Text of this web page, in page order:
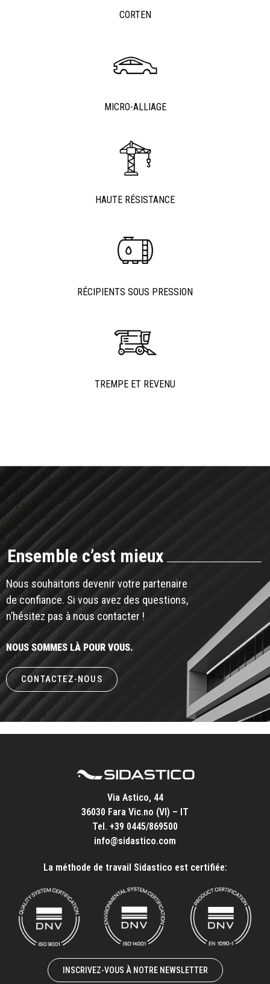
CORTEN
MICRO-ALLIAGE
HAUTE RÉSISTANCE
RÉCIPIENTS SOUS PRESSION
TREMPE ET REVENU
Ensemble c’est mieux
Nous souhaitons devenir votre partenaire
de confiance. Si vous avez des questions,
n’hésitez pas à nous contacter !
NOUS SOMMES LÀ POUR VOUS.
CONTACTEZ-NOUS
Via Astico, 44
36030 Fara Vic.no (VI) – IT
Tel. +39 0445/869500
info@sidastico.com
La méthode de travail Sidastico est certifiée:
INSCRIVEZ-VOUS À NOTRE NEWSLETTER